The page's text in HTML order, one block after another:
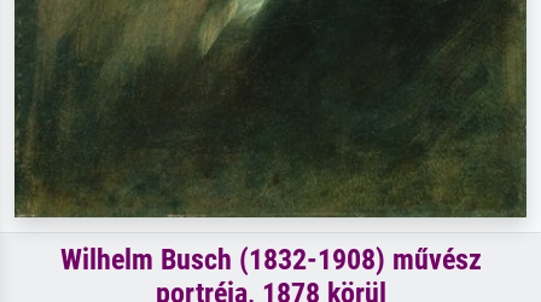
Wilhelm Busch (1832-1908) művész
portréja, 1878 körül